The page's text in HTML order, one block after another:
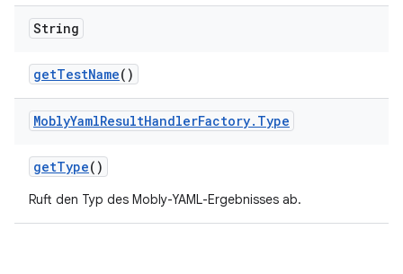
String
getTestName()
MoblyYamlResultHandlerFactory. Type
getType()
Ruft den Typ des Mobly-YAML-Ergebnisses ab.